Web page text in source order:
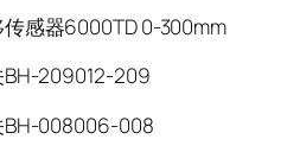
感器6000TD 0-300mm
BH-209012-209
BH-008006-008